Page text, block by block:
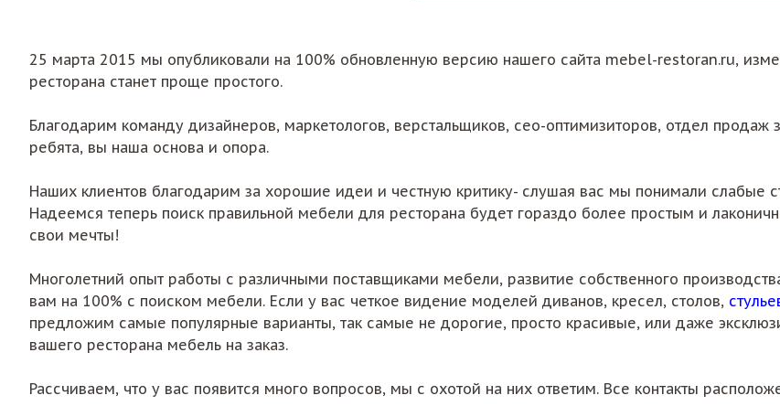
25 марта 2015 мы опубликовали на 100% обновленную версию нашего сайта mebel-restoran.ru,
ресторана станет проще простого.
Благодарим команду дизайнеров, маркетологов, верстальщиков, сео-оптимизиторов, отдел
ребята, вы наша основа и опора.
Наших клиентов благодарим за хорошие идеи и честную критику- слушая вас мы понимали слабые
Надеемся теперь поиск правильной мебели для ресторана будет гораздо более простым и
свои мечты!
Многолетний опыт работы с различными поставщиками мебели, развитие собственного
вам на 100% с поиском мебели. Если у вас четкое видение моделей диванов, кресел, столов,
предложим самые популярные варианты, так самые не дорогие, просто красивые, или даже
вашего ресторана мебель на заказ.
Рассчиваем, что у вас появится много вопросов, мы с охотой на них ответим. Все контакты